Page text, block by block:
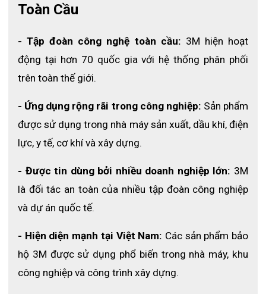
Áo lưới phản quang 3M APQ3M
3. Bảng size tham khảo
M
43 – 50 kg
L
50 – 60 kg
Toàn Cầu
- Tập đoàn công nghệ toàn cầu: 3M hiện hoạt
động tại hơn 70 quốc gia với hệ thống phân phối
trên toàn thế giới.
- Ứng dụng rộng rãi trong công nghiệp: Sản phẩm
được sử dụng trong nhà máy sản xuất, dầu khí, điện
lực, y tế, cơ khí và xây dựng.
- Được tin dùng bởi nhiều doanh nghiệp lớn: 3M
là đối tác an toàn của nhiều tập đoàn công nghiệp
và dự án quốc tế.
- Hiện diện mạnh tại Việt Nam: Các sản phẩm bảo
hộ 3M được sử dụng phổ biến trong nhà máy, khu
công nghiệp và công trình xây dựng.